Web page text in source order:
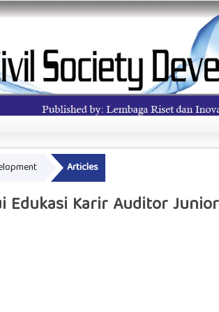
Articles
Edukasi Karir Auditor